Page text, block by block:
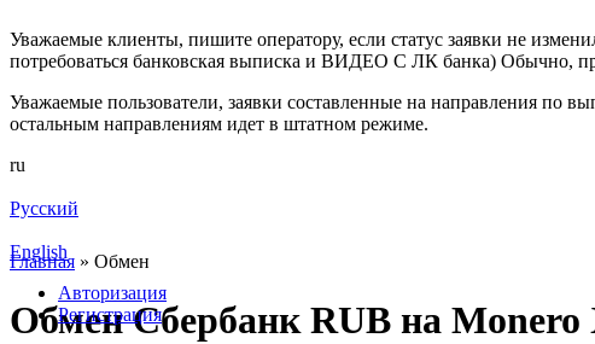
Уважаемые клиенты, пишите оператору, если статус заявки не
потребоваться банковская выписка и ВИДЕО С ЛК банка) Обычно,
Уважаемые пользователи, заявки составленные на направления по
остальным направлениям идет в штатном режиме.
ru
Русский
English
Авторизация
Регистрация
Главная » Обмен
Обмен Сбербанк RUB на